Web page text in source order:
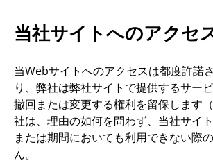
当社サイトへのアクセ
当Webサイトへのアクセスは都度許諾
り、弊社は弊社サイトで提供するサー
撤回または変更する権利を留保します
社は、理由の如何を問わず、当社サイ
または期間においても利用できない際
ん。